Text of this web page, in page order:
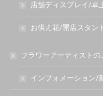
店舗ディスプレイ/卓
お供え花/開店スタン
フラワーアーティストの
インフォメーション/